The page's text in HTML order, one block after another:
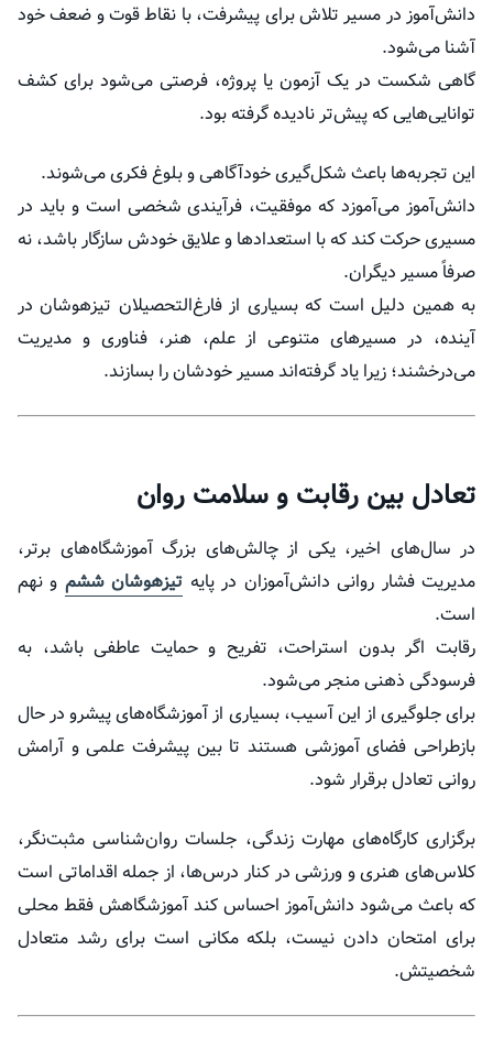
دانش‌آموز در مسیر تلاش برای پیشرفت، با نقاط قوت و ضعف خود
آشنا می‌شود.
گاهی شکست در یک آزمون یا پروژه، فرصتی می‌شود برای کشف
توانایی‌هایی که پیش‌تر نادیده گرفته بود.
این تجربه‌ها باعث شکل‌گیری خودآگاهی و بلوغ فکری می‌شوند.
دانش‌آموز می‌آموزد که موفقیت، فرآیندی شخصی است و باید در
مسیری حرکت کند که با استعدادها و علایق خودش سازگار باشد، نه
صرفاً مسیر دیگران.
به همین دلیل است که بسیاری از فارغ‌التحصیلان تیزهوشان در
آینده، در مسیرهای متنوعی از علم، هنر، فناوری و مدیریت
می‌درخشند؛ زیرا یاد گرفته‌اند مسیر خودشان را بسازند.
تعادل بین رقابت و سلامت روان
در سال‌های اخیر، یکی از چالش‌های بزرگ آموزشگاه‌های برتر،
مدیریت فشار روانی دانش‌آموزان در پایه تیزهوشان ششم و نهم
است.
رقابت اگر بدون استراحت، تفریح و حمایت عاطفی باشد، به
فرسودگی ذهنی منجر می‌شود.
برای جلوگیری از این آسیب، بسیاری از آموزشگاه‌های پیشرو در حال
بازطراحی فضای آموزشی هستند تا بین پیشرفت علمی و آرامش
روانی تعادل برقرار شود.
برگزاری کارگاه‌های مهارت زندگی، جلسات روان‌شناسی مثبت‌نگر،
کلاس‌های هنری و ورزشی در کنار درس‌ها، از جمله اقداماتی است
که باعث می‌شود دانش‌آموز احساس کند آموزشگاهش فقط محلی
برای امتحان دادن نیست، بلکه مکانی است برای رشد متعادل
شخصیتش.